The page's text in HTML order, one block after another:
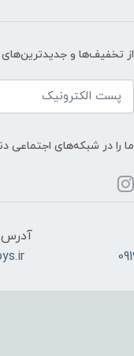
از تخفیف‌ها و
ما را در شبکه‌های اجتماعی
آدرس